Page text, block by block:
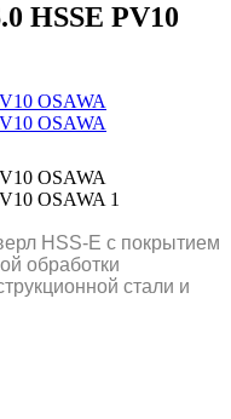
HSSE PV10
HSS-E с покрытием
обработки
стали и